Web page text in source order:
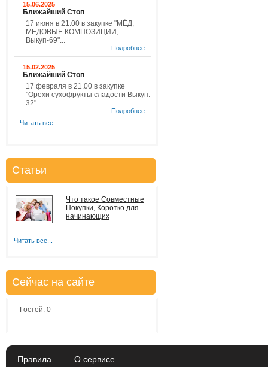
15.06.2025
Ближайший Стоп
17 июня в 21.00 в закупке "МЁД,
МЕДОВЫЕ КОМПОЗИЦИИ,
Выкуп-69"...
Подробнее...
15.02.2025
Ближайший Стоп
17 февраля в 21.00 в закупке
"Орехи сухофрукты сладости Выкуп:
32"...
Подробнее...
Читать все...
Статьи
Что такое Совместные
Покупки, Коротко для
начинающих
Читать все...
Сейчас на сайте
Гостей: 0
Правила О сервисе